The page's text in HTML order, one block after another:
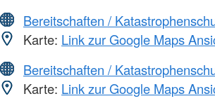
Bereitschaften /
Karte: Link zur Google Maps
Bereitschaften /
Karte: Link zur Google Maps